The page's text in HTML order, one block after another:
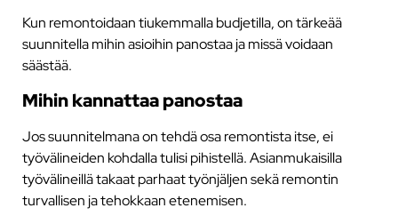
Kun remontoidaan tiukemmalla budjetilla, on tärkeää
suunnitella mihin asioihin panostaa ja missä voidaan
säästää.
Mihin kannattaa panostaa
Jos suunnitelmana on tehdä osa remontista itse, ei
työvälineiden kohdalla tulisi pihistellä. Asianmukaisilla
työvälineillä takaat parhaat työnjäljen sekä remontin
turvallisen ja tehokkaan etenemisen.